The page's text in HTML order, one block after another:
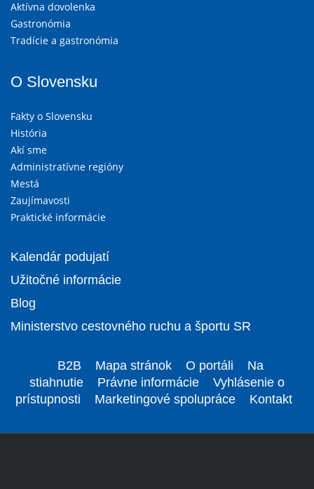
Aktívna dovolenka
Gastronómia
Tradície a gastronómia
O Slovensku
Fakty o Slovensku
História
Akí sme
Administratívne regióny
Mestá
Zaujímavosti
Praktické informácie
Kalendár podujatí
Užitočné informácie
Blog
Ministerstvo cestovného ruchu a športu SR
B2B Mapa stránok O portáli
Na
stiahnutie
Právne informácie
Vyhlásenie o
prístupnosti
Marketingové spolupráce Kontakt